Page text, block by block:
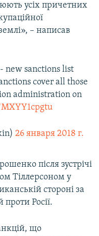
усіх причетних
– написав
- new sanctions list
cover all those
administration on
26 января 2018 г.
після зустрічі
Тіллерсоном у
стороні за
Росії.
що